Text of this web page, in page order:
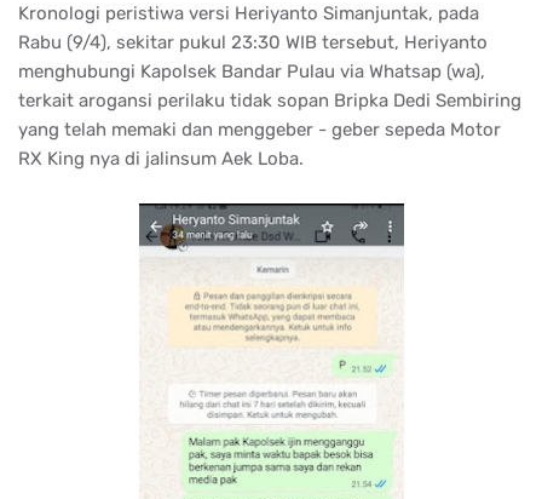
Kronologi peristiwa versi Heriyanto Simanjuntak, pada
Rabu (9/4), sekitar pukul 23:30 WIB tersebut, Heriyanto
menghubungi Kapolsek Bandar Pulau via Whatsap (wa),
terkait arogansi perilaku tidak sopan Bripka Dedi Sembiring
yang telah memaki dan menggeber - geber sepeda Motor
RX King nya di jalinsum Aek Loba.